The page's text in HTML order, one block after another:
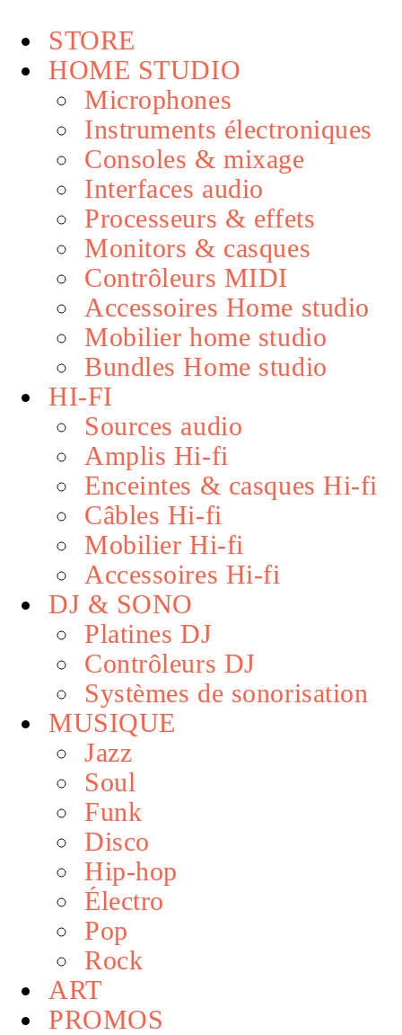
STORE
HOME STUDIO
Microphones
Instruments électroniques
Consoles & mixage
Interfaces audio
Processeurs & effets
Monitors & casques
Contrôleurs MIDI
Accessoires Home studio
Mobilier home studio
Bundles Home studio
HI-FI
Sources audio
Amplis Hi-fi
Enceintes & casques Hi-fi
Câbles Hi-fi
Mobilier Hi-fi
Accessoires Hi-fi
DJ & SONO
Platines DJ
Contrôleurs DJ
Systèmes de sonorisation
MUSIQUE
Jazz
Soul
Funk
Disco
Hip-hop
Électro
Pop
Rock
ART
PROMOS